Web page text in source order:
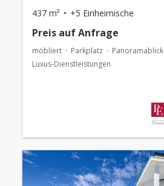
437 m² +5 Einheimische
Preis auf Anfrage
möbliert Parkplatz Panoramablick
Luxus-Dienstleistungen